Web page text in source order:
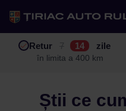
Test drive
Retur 14 zile
în limita a 400 km
Garanție 12 24
în limita a 25.000 km
Buy back
Știi ce